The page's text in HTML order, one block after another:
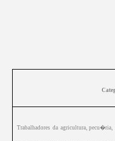
Trabalhadores da agricultura,